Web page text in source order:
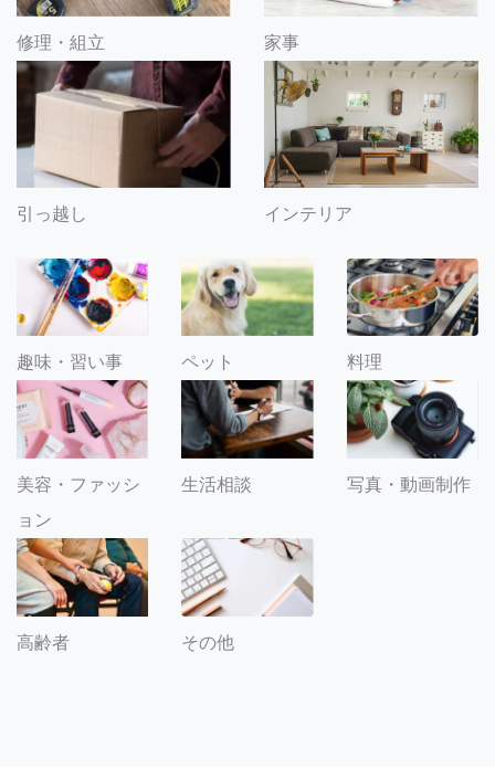
修理・組立 家事
引っ越し インテリア
趣味・習い事 ペット 料理
美容・ファッシ
ョン
生活相談 写真・動画制作
高齢者 その他